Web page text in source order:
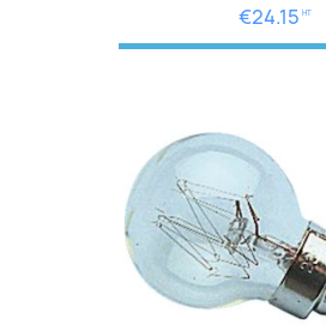
€24.15 HT